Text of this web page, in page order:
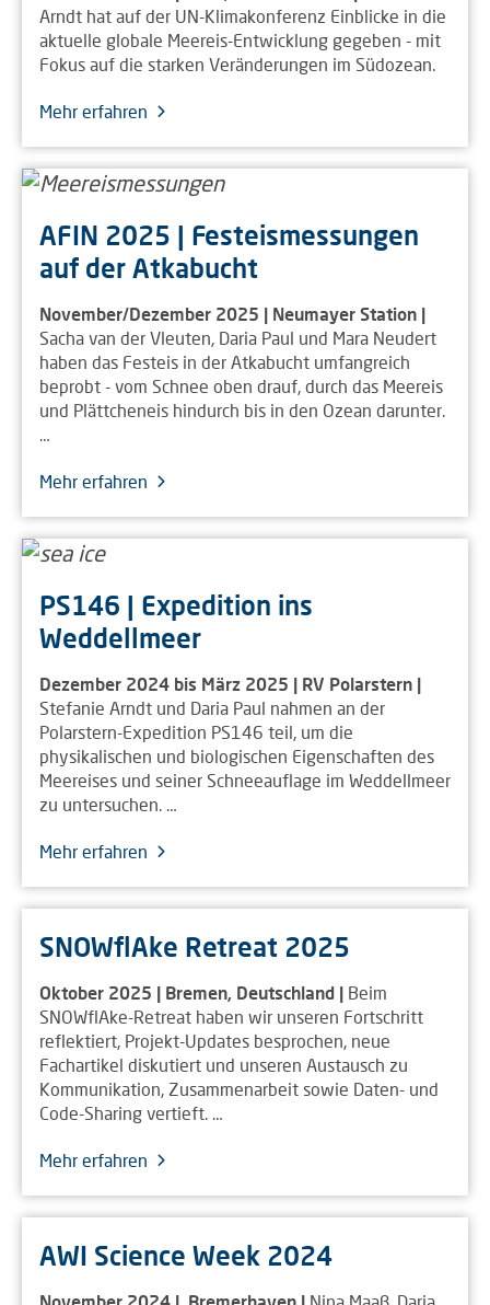
Arndt hat auf der UN-Klimakonferenz Einblicke in die
aktuelle globale Meereis-Entwicklung gegeben - mit
Fokus auf die starken Veränderungen im Südozean.
Mehr erfahren
AFIN 2025 | Festeismessungen
auf der Atkabucht
November/Dezember 2025 | Neumayer Station |
Sacha van der Vleuten, Daria Paul und Mara Neudert
haben das Festeis in der Atkabucht umfangreich
beprobt - vom Schnee oben drauf, durch das Meereis
und Plättcheneis hindurch bis in den Ozean darunter.
…
Mehr erfahren
PS146 | Expedition ins
Weddellmeer
Dezember 2024 bis März 2025 | RV Polarstern |
Stefanie Arndt und Daria Paul nahmen an der
Polarstern-Expedition PS146 teil, um die
physikalischen und biologischen Eigenschaften des
Meereises und seiner Schneeauflage im Weddellmeer
zu untersuchen. …
Mehr erfahren
SNOWflAke Retreat 2025
Oktober 2025 | Bremen, Deutschland | Beim
SNOWflAke-Retreat haben wir unseren Fortschritt
reflektiert, Projekt-Updates besprochen, neue
Fachartikel diskutiert und unseren Austausch zu
Kommunikation, Zusammenarbeit sowie Daten- und
Code-Sharing vertieft. …
Mehr erfahren
AWI Science Week 2024